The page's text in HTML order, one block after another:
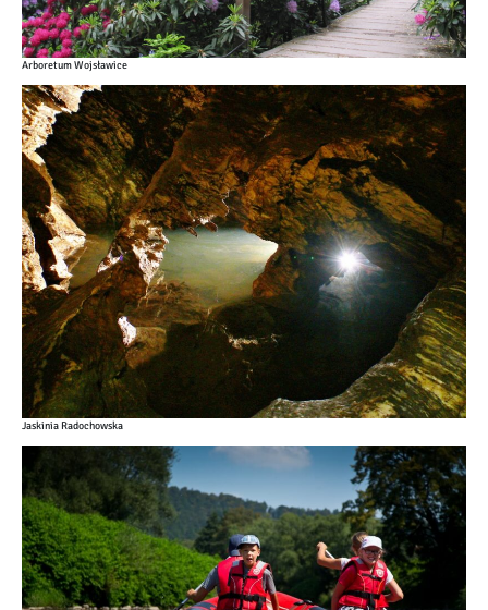
Arboretum Wojsławice
Jaskinia Radochowska